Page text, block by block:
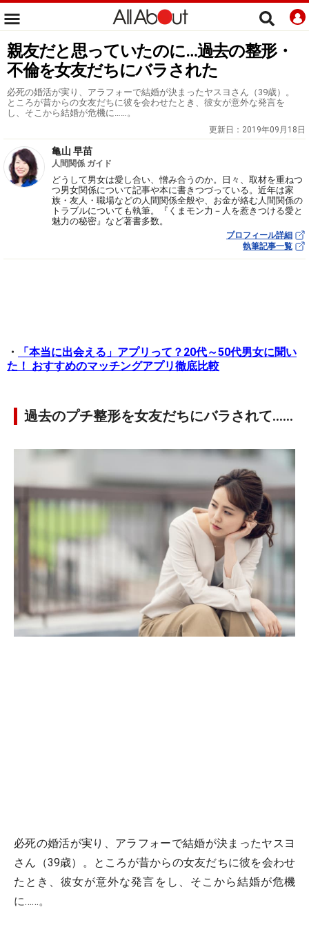
親友だと思っていたのに…過去の整形・
不倫を女友だちにバラされた
必死の婚活が実り、アラフォーで結婚が決まったヤスヨさん（39歳）。
ところが昔からの女友だちに彼を会わせたとき、彼女が意外な発言を
し、そこから結婚が危機に……。
更新日： 2019年09月18日
亀山 早苗
人間関係 ガイド
どうして男女は愛し合い、憎み合うのか。日々、取材を重ねつ
つ男女関係について記事や本に書きつづっている。近年は家
族・友人・職場などの人間関係全般や、お金が絡む人間関係の
トラブルについても執筆。『くまモン力－人を惹きつける愛と
魅力の秘密』など著書多数。
プロフィール詳細
執筆記事一覧
・
「本当に出会える」アプリって？20代～50代男女に聞い
た！ おすすめのマッチングアプリ徹底比較
過去のプチ整形を女友だちにバラされて……
必死の婚活が実り、アラフォーで結婚が決まったヤスヨ
さん（39歳）。ところが昔からの女友だちに彼を会わせ
たとき、彼女が意外な発言をし、そこから結婚が危機
に……。